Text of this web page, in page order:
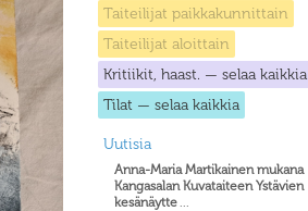
Taiteilijat paikkakunnittain
Taiteilijat aloittain
Kritiikit, haast. — selaa kaikkia
Tilat — selaa kaikkia
Uutisia
Anna-Maria Martikainen mukana
Kangasalan Kuvataiteen Ystävien
kesänäytte...